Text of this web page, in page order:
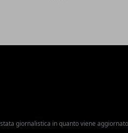
giornalistica in quanto viene